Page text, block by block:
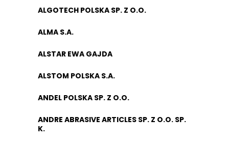
ALGOTECH POLSKA SP. Z O.O.
ALMA S.A.
ALSTAR EWA GAJDA
ALSTOM POLSKA S.A.
ANDEL POLSKA SP. Z O.O.
ANDRE ABRASIVE ARTICLES SP. Z O.O. SP.
K.